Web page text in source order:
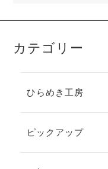
カテゴリー
ひらめき工房
ピックアップ